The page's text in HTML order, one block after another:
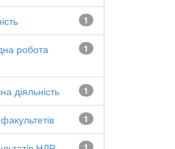
1
1
робота
1
діяльність
1